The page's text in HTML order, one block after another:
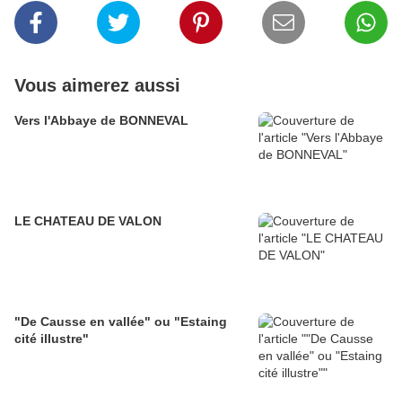
Vous aimerez aussi
Vers l'Abbaye de BONNEVAL
LE CHATEAU DE VALON
"De Causse en vallée" ou "Estaing
cité illustre"